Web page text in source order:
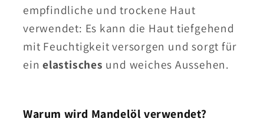
empfindliche und trockene Haut
verwendet: Es kann die Haut tiefgehend
mit Feuchtigkeit versorgen und sorgt für
einelastisches und weiches Aussehen.
Warum wird Mandelöl verwendet?